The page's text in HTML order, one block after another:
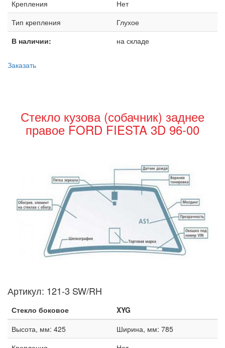
Крепления
Нет
Тип крепления
Глухое
В наличии:
на складе
Заказать
Стекло кузова (собачник) заднее
правое FORD FIESTA 3D 96-00
Артикул: 121-3 SW/RH
Стекло боковое
XYG
Высота, мм: 425
Ширина, мм: 785